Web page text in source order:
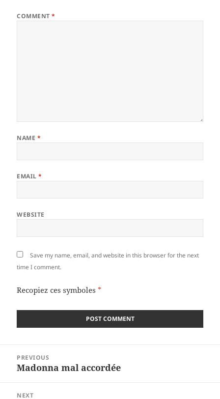
COMMENT*
NAME *
EMAIL*
WEBSITE
Save my name, email, and website in this browser for the next
time I comment.
Recopiez ces symboles *
navigation
PREVIOUS
Previous
Madonna mal accordée
NEXT